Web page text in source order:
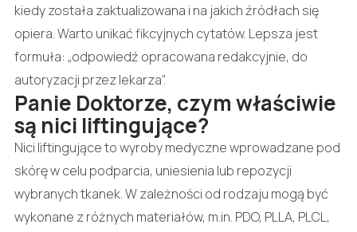
kiedy została zaktualizowana i na jakich źródłach się
opiera. Warto unikać fikcyjnych cytatów. Lepsza jest
formuła: „odpowiedź opracowana redakcyjnie, do
autoryzacji przez lekarza”.
Panie Doktorze, czym właściwie
są nici liftingujące?
Nici liftingujące to wyroby medyczne wprowadzane pod
skórę w celu podparcia, uniesienia lub repozycji
wybranych tkanek. W zależności od rodzaju mogą być
wykonane z różnych materiałów, m.in. PDO, PLLA, PLCL,